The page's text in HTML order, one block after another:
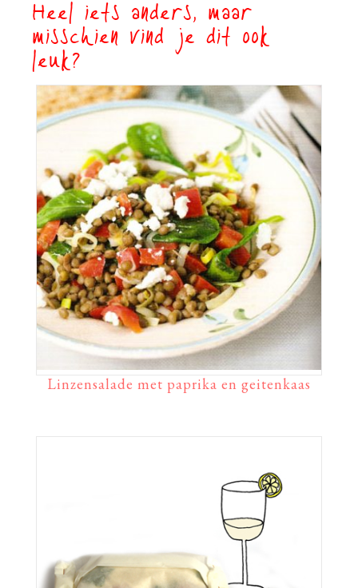
Heel iets anders, maar
misschien vind je dit ook
leuk?
Linzensalade met paprika en geitenkaas